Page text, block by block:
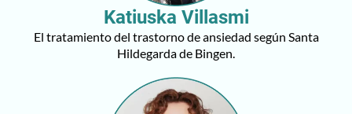
Katiuska Villasmi
El tratamiento del trastorno de ansiedad según Santa
Hildegarda de Bingen.